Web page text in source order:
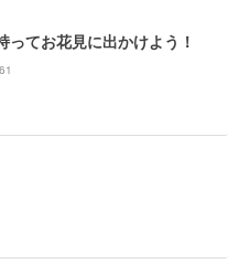
ってお花見に出かけよう！
61